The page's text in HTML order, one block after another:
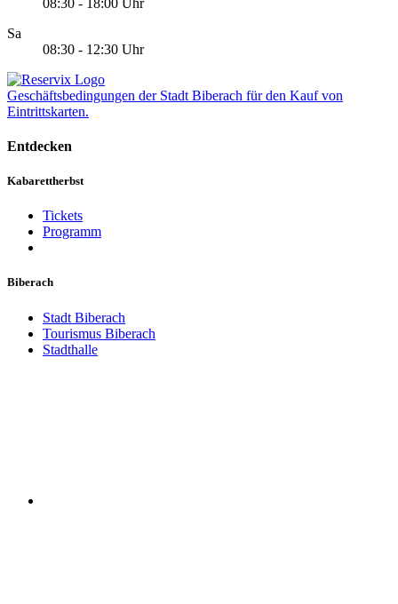
Sa
08:30 - 12:30 Uhr
Geschäftsbedingungen der Stadt Biberach für den Kauf von
Eintrittskarten.
Entdecken
Kabarettherbst
Tickets
Programm
Biberach
Stadt Biberach
Tourismus Biberach
Stadthalle